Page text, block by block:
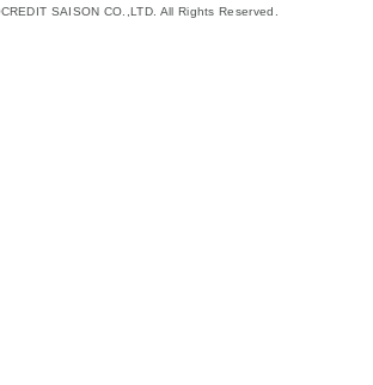
SAISON CO.,LTD. All Rights Reserved.